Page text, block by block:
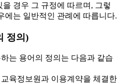
을 경우 그 규정에 따르며, 그렇
에는 일반적인 관례에 따릅니다.
정의)
는 용어의 정의는 다음과 같습
육정보원과 이용계약을 체결한